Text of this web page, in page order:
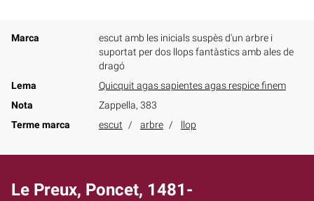
Marca
escut amb les inicials suspès d'un arbre i
suportat per dos llops fantàstics amb ales de
dragó
Lema
Quicquit agas sapientes agas respice finem
Nota
Zappella, 383
Terme marca
escut arbre llop
Le Preux, Poncet, 1481-